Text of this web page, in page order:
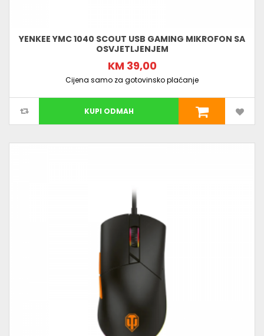
YENKEE YMC 1040 SCOUT USB GAMING MIKROFON SA
OSVJETLJENJEM
KM 39,00
Cijena samo za gotovinsko plaćanje
KUPI ODMAH